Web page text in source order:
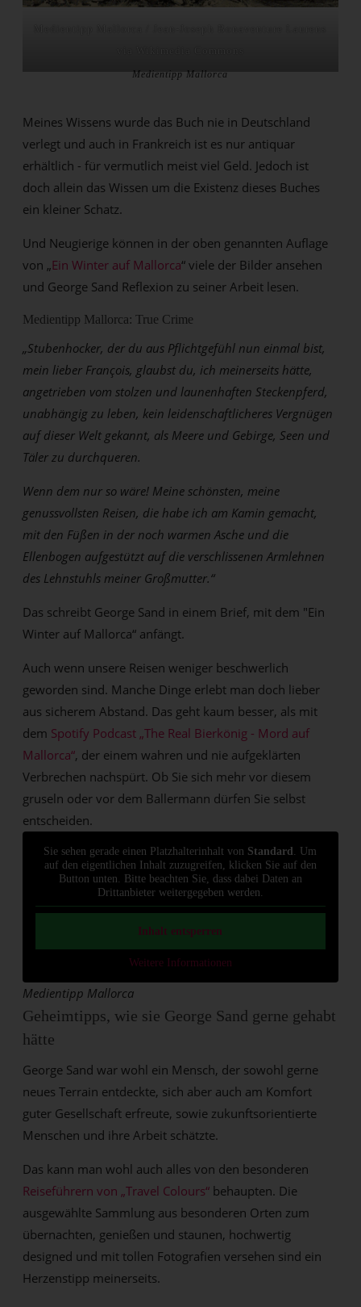
Medientipp Mallorca
Meines Wissens wurde das Buch nie in Deutschland
verlegt und auch in Frankreich ist es nur antiquar
erhältlich - für vermutlich meist viel Geld. Jedoch ist
doch allein das Wissen um die Existenz dieses Buches
ein kleiner Schatz.
Und Neugierige können in der oben genannten Auflage
von „Ein Winter auf Mallorca“ viele der Bilder ansehen
und George Sand Reflexion zu seiner Arbeit lesen.
Medientipp Mallorca: True Crime
„Stubenhocker, der du aus Pflichtgefühl nun einmal bist,
mein lieber François, glaubst du, ich meinerseits hätte,
angetrieben vom stolzen und launenhaften Steckenpferd,
unabhängig zu leben, kein leidenschaftlicheres Vergnügen
auf dieser Welt gekannt, als Meere und Gebirge, Seen und
Täler zu durchqueren.
Wenn dem nur so wäre! Meine schönsten, meine
genussvollsten Reisen, die habe ich am Kamin gemacht,
mit den Füßen in der noch warmen Asche und die
Ellenbogen aufgestützt auf die verschlissenen Armlehnen
des Lehnstuhls meiner Großmutter.“
Das schreibt George Sand in einem Brief, mit dem "Ein
Winter auf Mallorca“ anfängt.
Auch wenn unsere Reisen weniger beschwerlich
geworden sind. Manche Dinge erlebt man doch lieber
aus sicherem Abstand. Das geht kaum besser, als mit
dem Spotify Podcast „The Real Bierkönig - Mord auf
Mallorca“, der einem wahren und nie aufgeklärten
Verbrechen nachspürt. Ob Sie sich mehr vor diesem
gruseln oder vor dem Ballermann dürfen Sie selbst
entscheiden.
Sie sehen gerade einen Platzhalterinhalt von Standard
. Um
auf den eigentlichen Inhalt zuzugreifen, klicken Sie auf den
Button unten. Bitte beachten Sie, dass dabei Daten an
Drittanbieter weitergegeben werden.
Inhalt entsperren
Weitere Informationen
Medientipp Mallorca
Geheimtipps, wie sie George Sand gerne gehabt
hätte
George Sand war wohl ein Mensch, der sowohl gerne
neues Terrain entdeckte, sich aber auch am Komfort
guter Gesellschaft erfreute, sowie zukunftsorientierte
Menschen und ihre Arbeit schätzte.
Das kann man wohl auch alles von den besonderen
Reiseführern von „Travel Colours“ behaupten. Die
ausgewählte Sammlung aus besonderen Orten zum
übernachten, genießen und staunen, hochwertig
designed und mit tollen Fotografien versehen sind ein
Herzenstipp meinerseits.